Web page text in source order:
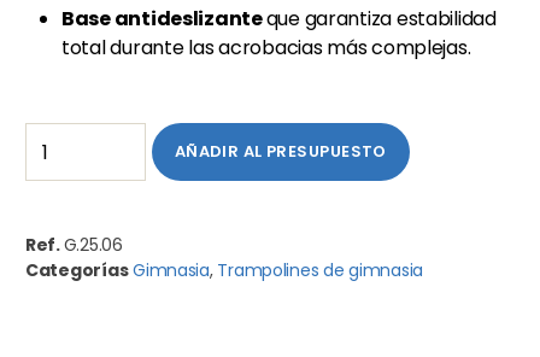
Base antideslizanteque garantiza estabilidad
total durante las acrobacias más complejas.
AÑADIR AL PRESUPUESTO
Ref.G.25.06
CategoríasGimnasia, Trampolines de gimnasia